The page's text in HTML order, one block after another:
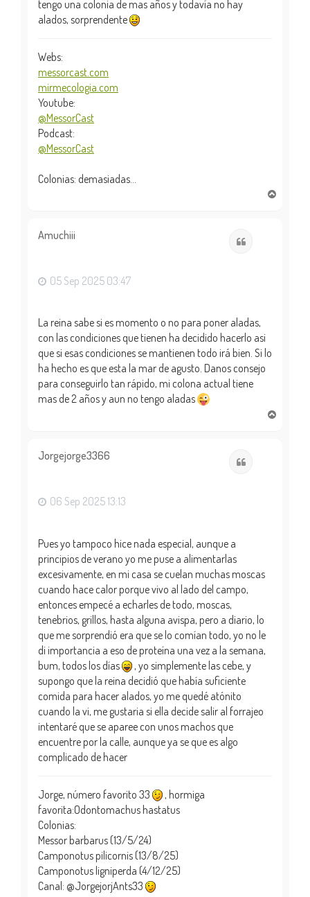
tengo una colonia de mas años y todavía no hay
alados, sorprendente
Webs:
messorcast.com
mirmecologia.com
Youtube:
@MessorCast
Podcast:
@MessorCast
Colonias: demasiadas...
Amuchiii
05 Sep 2025 03:47
La reina sabe si es momento o no para poner aladas,
con las condiciones que tienen ha decidido hacerlo asi
que si esas condiciones se mantienen todo irá bien. Si lo
ha hecho es que esta la mar de agusto. Danos consejo
para conseguirlo tan rápido, mi colona actual tiene
mas de 2 años y aun no tengo aladas
Jorgejorge3366
06 Sep 2025 13:13
Pues yo tampoco hice nada especial, aunque a
principios de verano yo me puse a alimentarlas
excesivamente, en mi casa se cuelan muchas moscas
cuando hace calor porque vivo al lado del campo,
entonces empecé a echarles de todo, moscas,
tenebrios, grillos, hasta alguna avispa, pero a diario, lo
que me sorprendió era que se lo comían todo, yo no le
di importancia a eso de proteína una vez a la semana,
bum, todos los días
, yo simplemente las cebe, y
supongo que la reina decidió que había suficiente
comida para hacer alados, yo me quedé atónito
cuando la vi, me gustaria si ella decide salir al forrajeo
intentaré que se aparee con unos machos que
encuentre por la calle, aunque ya se que es algo
complicado de hacer
Jorge, número favorito 33
, hormiga
favorita:Odontomachus hastatus
Colonias:
Messor barbarus (13/5/24)
Camponotus pilicornis (13/8/25)
Camponotus ligniperda (4/12/25)
Canal: @JorgejorjAnts33